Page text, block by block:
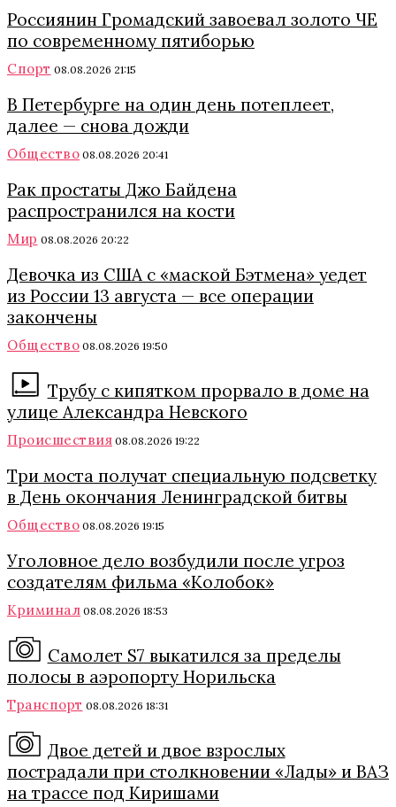
Россиянин Громадский завоевал золото ЧЕ
по современному пятиборью
Спорт 08.08.2026 21:15
В Петербурге на один день потеплеет,
далее — снова дожди
Общество 08.08.2026 20:41
Рак простаты Джо Байдена
распространился на кости
Мир 08.08.2026 20:22
Девочка из США с «маской Бэтмена» уедет
из России 13 августа — все операции
закончены
Общество 08.08.2026 19:50
Трубу с кипятком прорвало в доме на
улице Александра Невского
Происшествия 08.08.2026 19:22
Три моста получат специальную подсветку
в День окончания Ленинградской битвы
Общество 08.08.2026 19:15
Уголовное дело возбудили после угроз
создателям фильма «Колобок»
Криминал 08.08.2026 18:53
Самолет S7 выкатился за пределы
полосы в аэропорту Норильска
Транспорт 08.08.2026 18:31
Двое детей и двое взрослых
пострадали при столкновении «Лады» и ВАЗ
на трассе под Киришами